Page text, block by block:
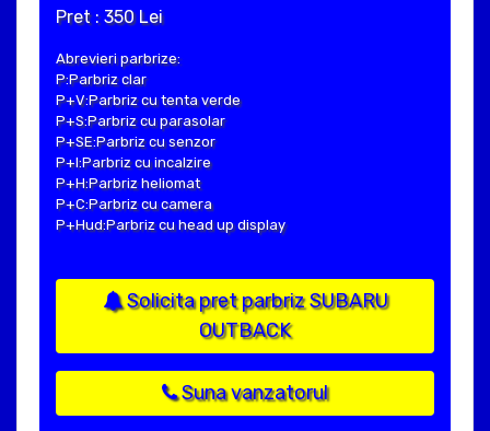
Pret : 350 Lei
Abrevieri parbrize:
P:Parbriz clar
P+V:Parbriz cu tenta verde
P+S:Parbriz cu parasolar
P+SE:Parbriz cu senzor
P+I:Parbriz cu incalzire
P+H:Parbriz heliomat
P+C:Parbriz cu camera
P+Hud:Parbriz cu head up display
Solicita pret parbriz SUBARU
OUTBACK
Suna vanzatorul